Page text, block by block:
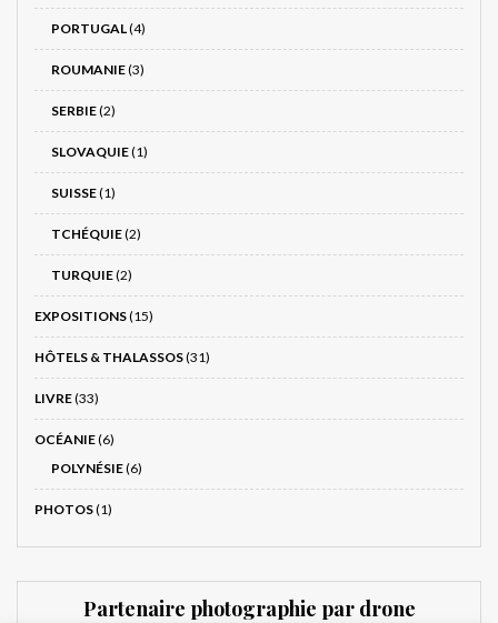
PORTUGAL(4)
ROUMANIE(3)
SERBIE(2)
SLOVAQUIE(1)
SUISSE(1)
TCHÉQUIE(2)
TURQUIE(2)
EXPOSITIONS(15)
HÔTELS & THALASSOS(31)
LIVRE(33)
OCÉANIE(6)
POLYNÉSIE(6)
PHOTOS(1)
Partenaire photographie par drone